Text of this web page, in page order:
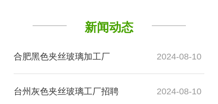
新闻动态
合肥黑色夹丝玻璃加工厂 2024-08-10
台州灰色夹丝玻璃工厂招聘 2024-08-10